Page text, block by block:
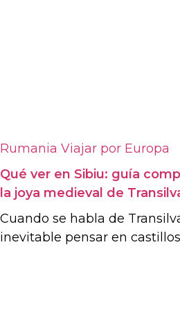
Rumania Viajar por Europa
Qué ver en Sibiu: guía
la joya medieval de
Cuando se habla de
inevitable pensar en